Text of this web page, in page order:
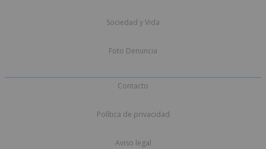
Sociedad y Vida
Foto Denuncia
Contacto
Política de privacidad
Aviso legal